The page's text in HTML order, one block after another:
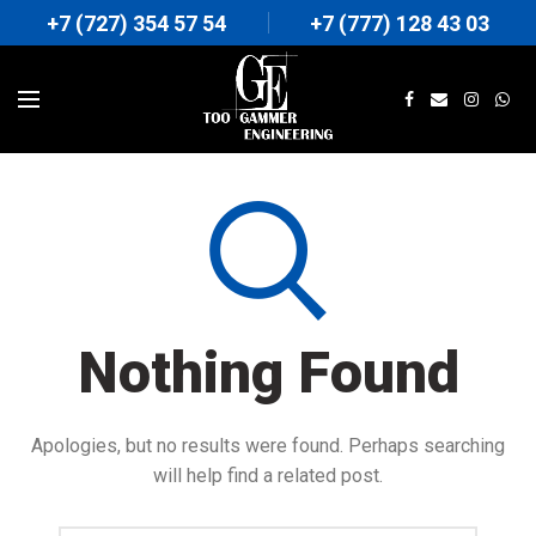
+7 (727) 354 57 54 +7 (777) 128 43 03
Nothing Found
Apologies, but no results were found. Perhaps searching
will help find a related post.